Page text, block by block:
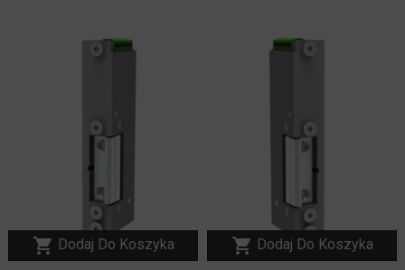
 Dodaj Do Koszyka  Dodaj Do Koszyka